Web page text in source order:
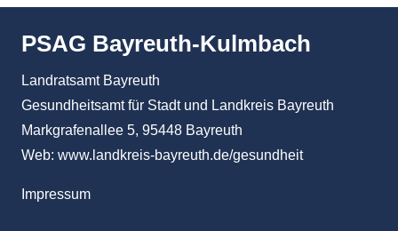
PSAG Bayreuth-Kulmbach
Landratsamt Bayreuth
Gesundheitsamt für Stadt und Landkreis Bayreuth
Markgrafenallee 5, 95448 Bayreuth
Web: www.landkreis-bayreuth.de/gesundheit
Impressum